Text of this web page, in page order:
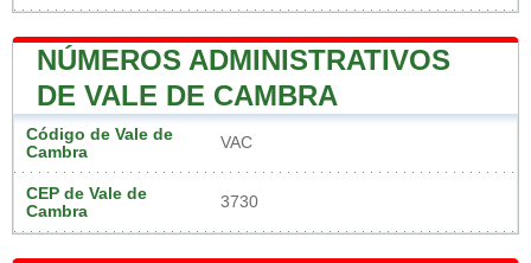
NÚMEROS ADMINISTRATIVOS
DE VALE DE CAMBRA
Código de Vale de
Cambra
VAC
CEP de Vale de
Cambra
3730